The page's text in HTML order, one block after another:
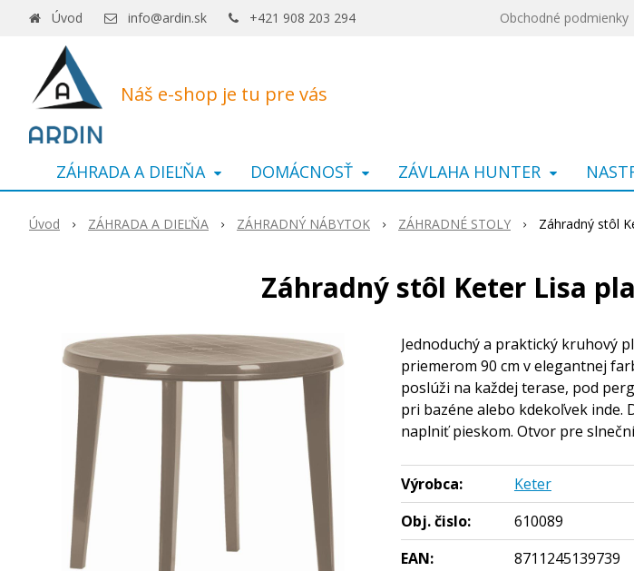
Náš e-shop je tu pre vás
Úvod info@ardin.sk +421 908 203 294 Obchodné podmienky
ZÁHRADA A DIEĽŇA DOMÁCNOSŤ ZÁVLAHA HUNTER
Úvod ZÁHRADA A DIEĽŇA ZÁHRADNÝ NÁBYTOK ZÁHRADNÉ STOLY Záhradný stôl
Záhradný stôl Keter Lisa
Jednoduchý a praktický kruhový
priemerom 90 cm v elegantnej
poslúži na každej terase, pod
pri bazéne alebo kdekoľvek inde.
naplniť pieskom. Otvor pre
Výrobca:
Keter
Obj. čislo:
610089
EAN:
8711245139739